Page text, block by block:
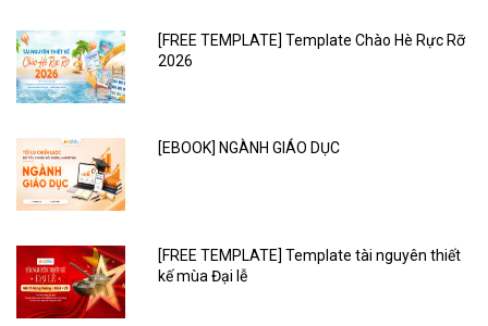
[FREE TEMPLATE] Template Chào Hè Rực Rỡ
2026
[EBOOK] NGÀNH GIÁO DỤC
[FREE TEMPLATE] Template tài nguyên thiết
kế mùa Đại lễ